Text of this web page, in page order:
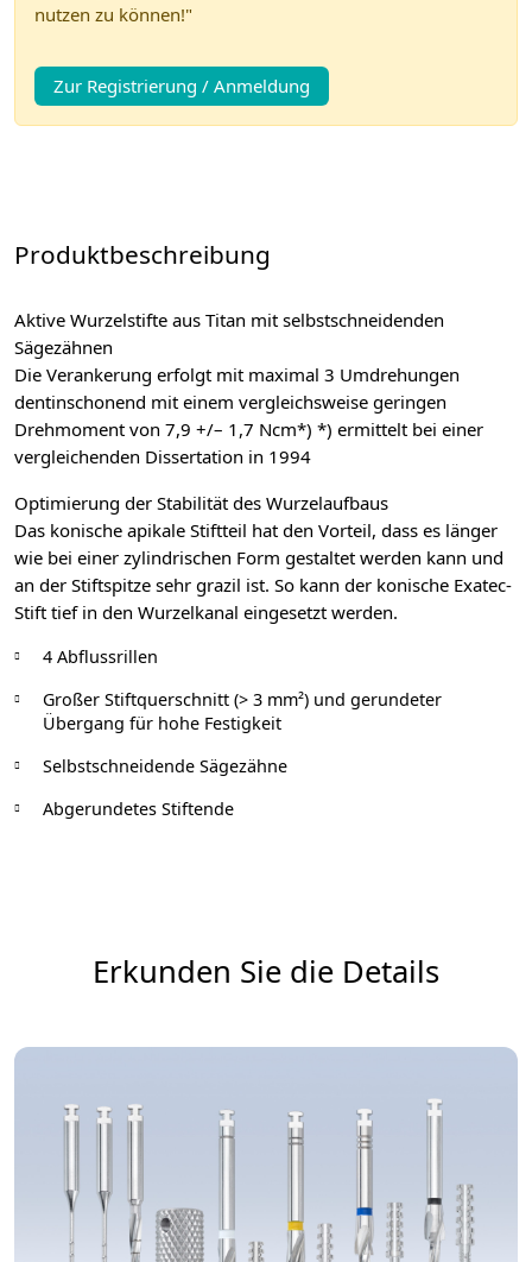
nutzen zu können!"
Zur Registrierung / Anmeldung
Produktbeschreibung
Aktive Wurzelstifte aus Titan mit selbstschneidenden
Sägezähnen
Die Verankerung erfolgt mit maximal 3 Umdrehungen
dentinschonend mit einem vergleichsweise geringen
Drehmoment von 7,9 +/– 1,7 Ncm*) *) ermittelt bei einer
vergleichenden Dissertation in 1994
Optimierung der Stabilität des Wurzelaufbaus
Das konische apikale Stiftteil hat den Vorteil, dass es länger
wie bei einer zylindrischen Form gestaltet werden kann und
an der Stiftspitze sehr grazil ist. So kann der konische Exatec-
Stift tief in den Wurzelkanal eingesetzt werden.
4 Abflussrillen
Großer Stiftquerschnitt (> 3 mm²) und gerundeter
Übergang für hohe Festigkeit
Selbstschneidende Sägezähne
Abgerundetes Stiftende
Erkunden Sie die Details